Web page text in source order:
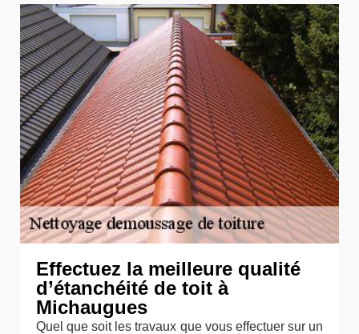
Effectuez la meilleure qualité
d’étanchéité de toit à
Michaugues
Quel que soit les travaux que vous effectuer sur un